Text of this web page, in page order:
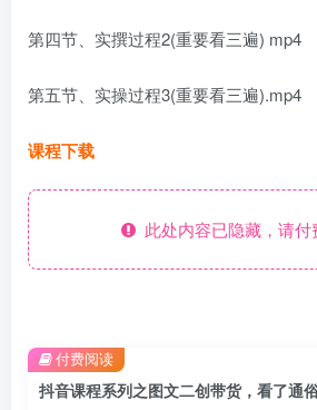
第四节、实撰过程2(重要看三遍) mp4
第五节、实操过程3(重要看三遍).mp4
课程下载
此处内容已隐藏，请付
付费阅读